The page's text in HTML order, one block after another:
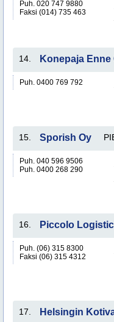
Puh. 020 747 9880
Faksi (014) 735 463
14. Konepaja Enne
Puh. 0400 769 792
15. Sporish Oy
Puh. 040 596 9506
Puh. 0400 268 290
16. Piccolo
Puh. (06) 315 8300
Faksi (06) 315 4312
17. Helsingin